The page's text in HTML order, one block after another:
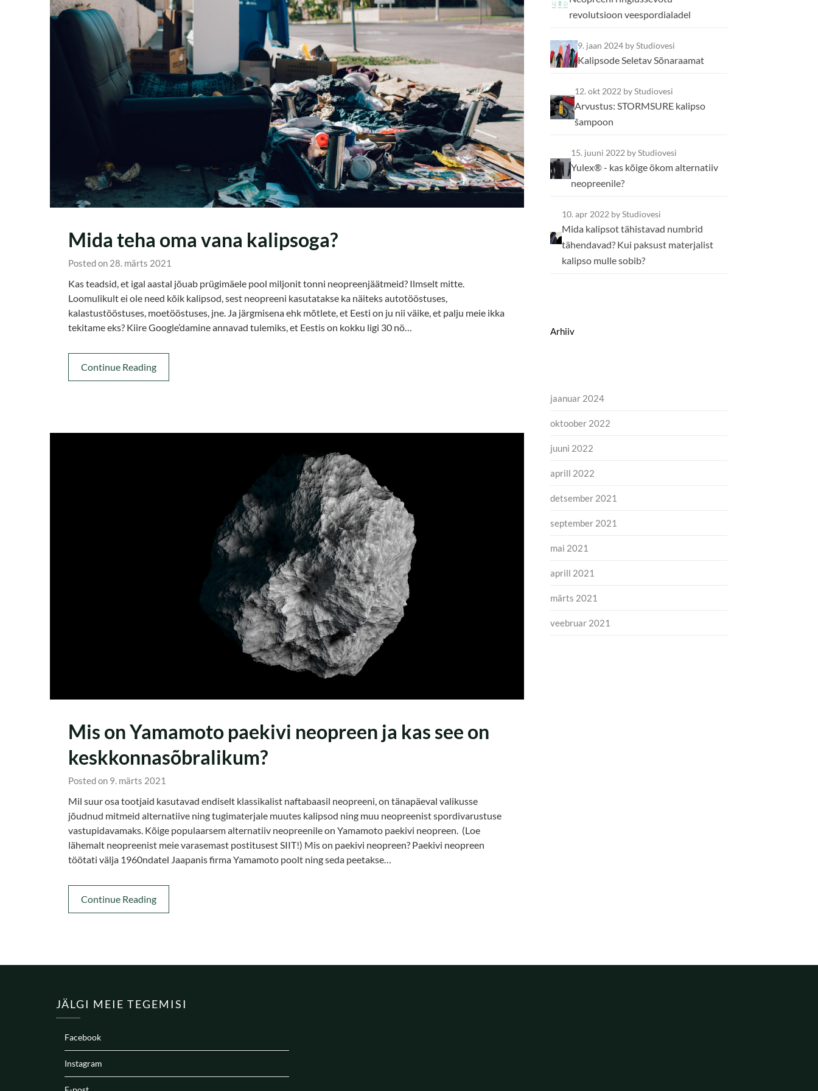
Mida teha oma vana kalipsoga?
Posted on 28. märts 2021
Kas teadsid, et igal aastal jõuab prügimäele pool miljonit tonni neopreenjäätmeid? Ilmselt mitte.
Loomulikult ei ole need kõik kalipsod, sest neopreeni kasutatakse ka näiteks autotööstuses,
kalastustööstuses, moetööstuses, jne. Ja järgmisena ehk mõtlete, et Eesti on ju nii väike, et palju meie ikka
tekitame eks? Kiire Google’damine annavad tulemiks, et Eestis on kokku ligi 30 nö…
Continue Reading
Mis on Yamamoto paekivi neopreen ja kas see on
keskkonnasõbralikum?
Posted on 9. märts 2021
Mil suur osa tootjaid kasutavad endiselt klassikalist naftabaasil neopreeni, on tänapäeval valikusse
jõudnud mitmeid alternatiive ning tugimaterjale muutes kalipsod ning muu neopreenist spordivarustuse
vastupidavamaks. Kõige populaarsem alternatiiv neopreenile on Yamamoto paekivi neopreen. (Loe
lähemalt neopreenist meie varasemast postitusest SIIT!) Mis on paekivi neopreen? Paekivi neopreen
töötati välja 1960ndatel Jaapanis firma Yamamoto poolt ning seda peetakse…
Continue Reading
revolutsioon veespordialadel
9. jaan 2024 by Studiovesi
Kalipsode Seletav Sõnaraamat
12. okt 2022 by Studiovesi
Arvustus: STORMSURE kalipso
šampoon
15. juuni 2022 by Studiovesi
Yulex® - kas kõige ökom alternatiiv
neopreenile?
10. apr 2022 by Studiovesi
Mida kalipsot tähistavad numbrid
tähendavad? Kui paksust materjalist
kalipso mulle sobib?
Arhiiv
jaanuar 2024
oktoober 2022
juuni 2022
aprill 2022
detsember 2021
september 2021
mai 2021
aprill 2021
märts 2021
veebruar 2021
JÄLGI MEIE TEGEMISI
Facebook
Instagram